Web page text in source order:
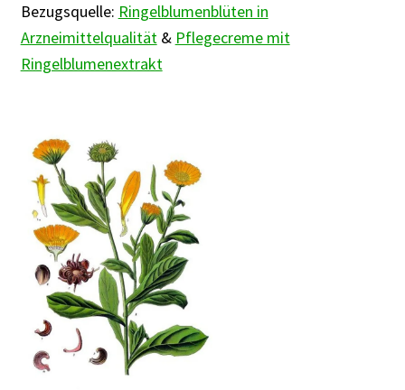
Bezugsquelle: Ringelblumenblüten in
Arzneimittelqualität& Pflegecreme mit
Ringelblumenextrakt